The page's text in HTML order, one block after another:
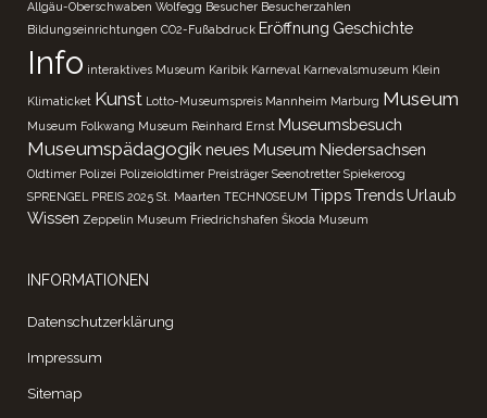
Allgäu-Oberschwaben Wolfegg Besucher Besucherzahlen
Bildungseinrichtungen CO2-Fußabdruck Eröffnung Geschichte
Info interaktives Museum Karibik Karneval Karnevalsmuseum Klein
Klimaticket Kunst Lotto-Museumspreis Mannheim Marburg Museum
Museum Folkwang Museum Reinhard Ernst Museumsbesuch
Museumspädagogik neues Museum Niedersachsen
Oldtimer Polizei Polizeioldtimer Preisträger Seenotretter Spiekeroog
SPRENGEL PREIS 2025 St. Maarten TECHNOSEUM TippsTrends Urlaub
Wissen Zeppelin Museum Friedrichshafen Škoda Museum
INFORMATIONEN
Datenschutzerklärung
Impressum
Sitemap